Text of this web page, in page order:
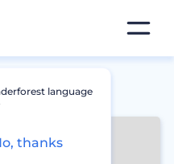
language
thanks